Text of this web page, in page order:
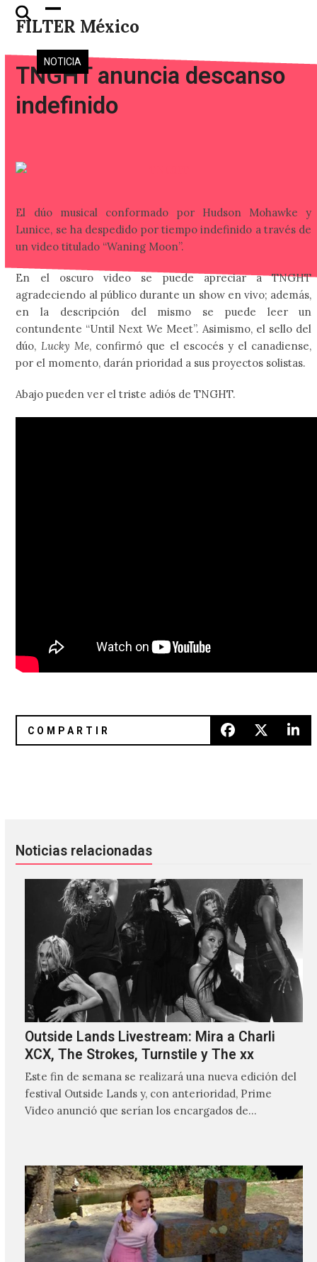
Skip
FILTER México
Open
mobile
menu
Close
mobile
menu
NOTICIA
TNGHT anuncia descanso
indefinido
El dúo musical conformado por Hudson Mohawke y
Lunice, se ha despedido por tiempo indefinido a través de
un video titulado “Waning Moon”.
En el oscuro video se puede apreciar a TNGHT
agradeciendo al público durante un show en vivo; además,
en la descripción del mismo se puede leer un
contundente “Until Next We Meet”. Asimismo, el sello del
dúo, Lucky Me, confirmó que el escocés y el canadiense,
por el momento, darán prioridad a sus proyectos solistas.
Abajo pueden ver el triste adiós de TNGHT.
Noticias relacionadas
Outside Lands Livestream: Mira a Charli
XCX, The Strokes, Turnstile y The xx
Este fin de semana se realizará una nueva edición del
festival Outside Lands y, con anterioridad, Prime
Video anunció que serían los encargados de